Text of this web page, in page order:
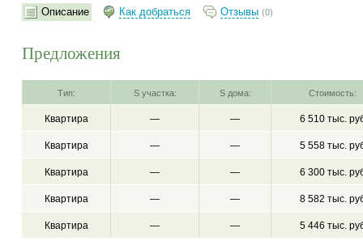
Описание Как добраться Отзывы (0)
Предложения
Тип: S участка: S дома: Стоимость:
Квартира — — 6 510 тыс.
Квартира — — 5 558 тыс.
Квартира — — 6 300 тыс.
Квартира — — 8 582 тыс.
Квартира — — 5 446 тыс.